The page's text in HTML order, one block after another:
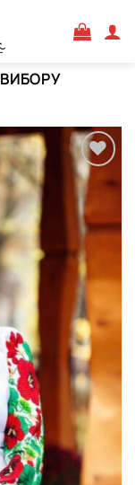
Додати
виріб у
вибране